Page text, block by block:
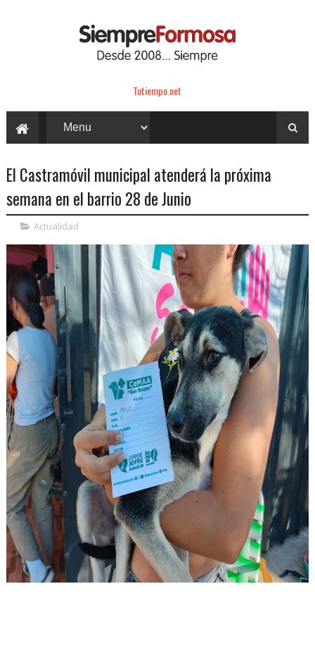
Tutiempo.net
El Castramóvil municipal atenderá la próxima
semana en el barrio 28 de Junio
Actualidad